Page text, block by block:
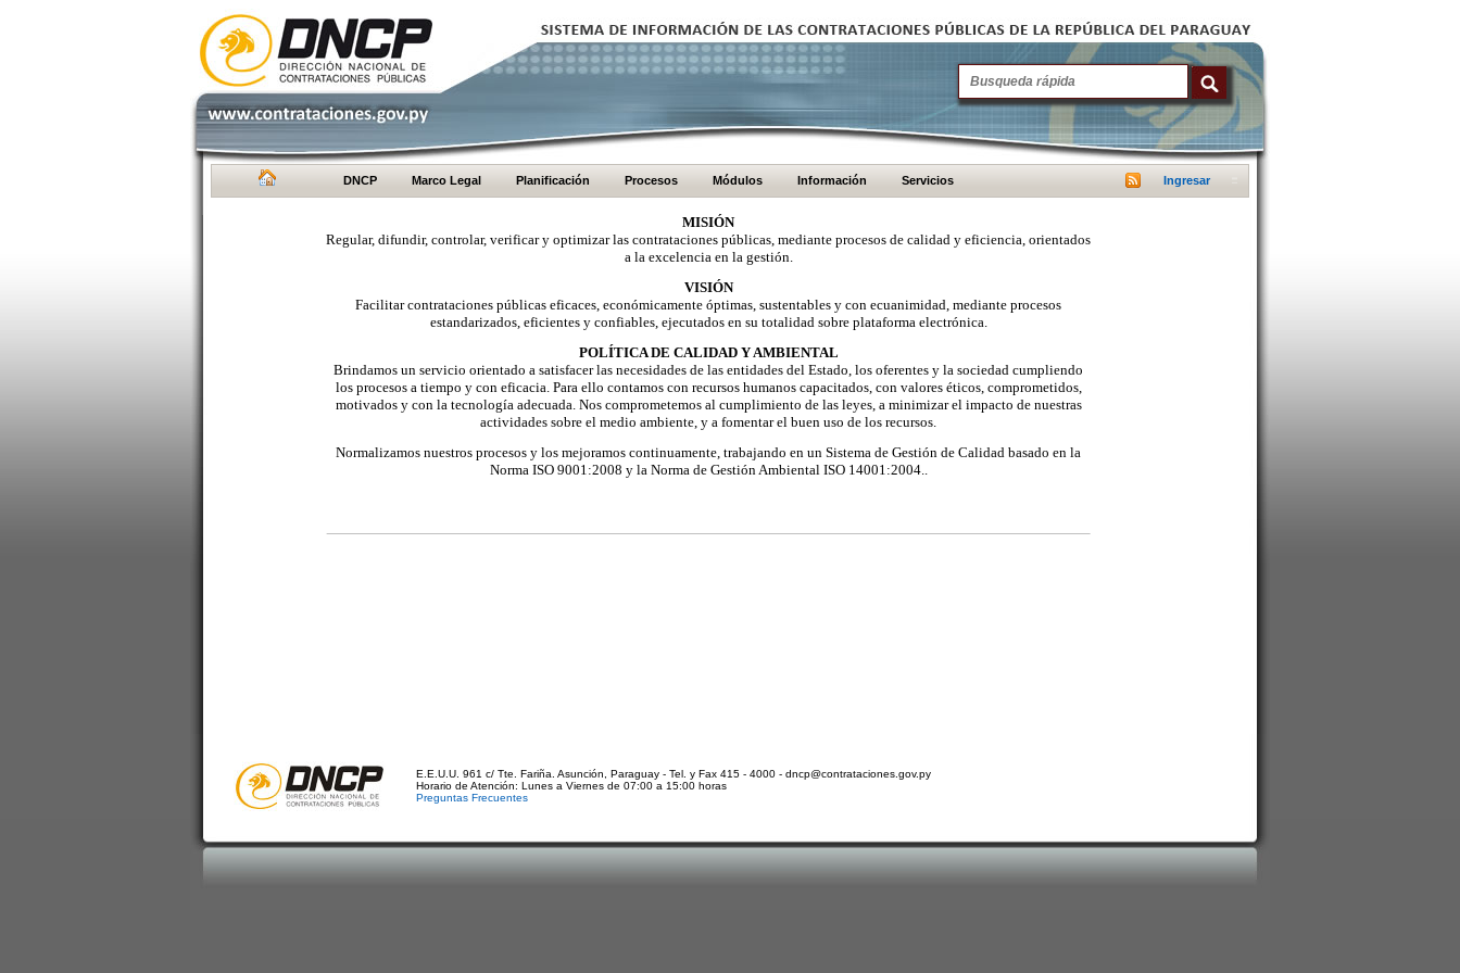
DNCP Marco Legal Planificación Procesos Módulos Información Servicios Ingresar
MISIÓN
Regular, difundir, controlar, verificar y optimizar las contrataciones públicas, mediante procesos de calidad y eficiencia, orientados
a la excelencia en la gestión.
VISIÓN
Facilitar contrataciones públicas eficaces, económicamente óptimas, sustentables y con ecuanimidad, mediante procesos
estandarizados, eficientes y confiables, ejecutados en su totalidad sobre plataforma electrónica.
POLÍTICA DE CALIDAD Y AMBIENTAL
Brindamos un servicio orientado a satisfacer las necesidades de las entidades del Estado, los oferentes y la sociedad cumpliendo
los procesos a tiempo y con eficacia. Para ello contamos con recursos humanos capacitados, con valores éticos, comprometidos,
motivados y con la tecnología adecuada. Nos comprometemos al cumplimiento de las leyes, a minimizar el impacto de nuestras
actividades sobre el medio ambiente, y a fomentar el buen uso de los recursos.
Normalizamos nuestros procesos y los mejoramos continuamente, trabajando en un Sistema de Gestión de Calidad basado en la
Norma ISO 9001:2008 y la Norma de Gestión Ambiental ISO 14001:2004..
E.E.U.U. 961 c/ Tte. Fariña. Asunción, Paraguay - Tel. y Fax 415 - 4000 - dncp@contrataciones.gov.py
Horario de Atención: Lunes a Viernes de 07:00 a 15:00 horas
Preguntas Frecuentes